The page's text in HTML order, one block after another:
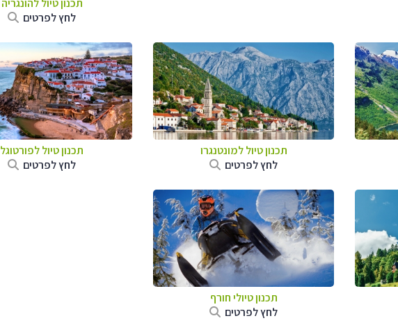
תכנון טיול להונגריה
לחץ לפרטים
תכנון טיול למונטנגרו
לחץ לפרטים
תכנון טיול לפורטוגל
לחץ לפרטים
תכנון טיולי חורף
לחץ לפרטים